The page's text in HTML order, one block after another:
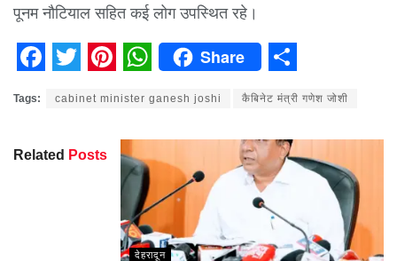
पूनम नौटियाल सहित कई लोग उपस्थित रहे।
WhatsApp
Share
Share
Tags: cabinet minister ganesh joshi कैबिनेट मंत्री गणेश जोशी
Related Posts
देहरादून